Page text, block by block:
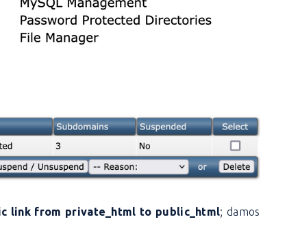
link from private_html to public_html; damos